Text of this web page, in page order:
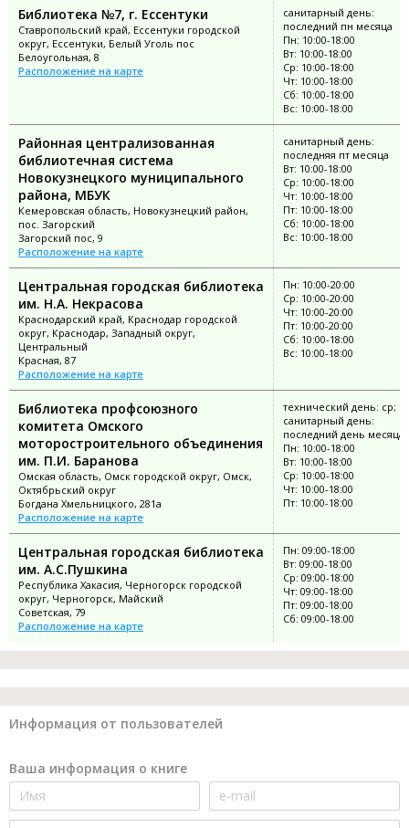
Библиотека №7, г. Ессентуки
Ставропольский край, Ессентуки городской
округ, Ессентуки, Белый Уголь пос
Белоугольная, 8
Расположение на карте
санитарный день:
последний пн месяца
Пн: 10:00-18:00
Вт: 10:00-18:00
Ср: 10:00-18:00
Чт: 10:00-18:00
Сб: 10:00-18:00
Вс: 10:00-18:00
Районная централизованная
библиотечная система
Новокузнецкого муниципального
района, МБУК
Кемеровская область, Новокузнецкий район,
пос. Загорский
Загорский пос, 9
Расположение на карте
санитарный день:
последняя пт месяца
Вт: 10:00-18:00
Ср: 10:00-18:00
Чт: 10:00-18:00
Пт: 10:00-18:00
Сб: 10:00-18:00
Вс: 10:00-18:00
Центральная городская библиотека
им. Н.А. Некрасова
Краснодарский край, Краснодар городской
округ, Краснодар, Западный округ,
Центральный
Красная, 87
Расположение на карте
Пн: 10:00-20:00
Ср: 10:00-20:00
Чт: 10:00-20:00
Пт: 10:00-20:00
Сб: 10:00-18:00
Вс: 10:00-18:00
Библиотека профсоюзного
комитета Омского
моторостроительного объединения
им. П.И. Баранова
Омская область, Омск городской округ, Омск,
Октябрьский округ
Богдана Хмельницкого, 281а
Расположение на карте
технический день: ср;
санитарный день:
последний день месяца
Пн: 10:00-18:00
Вт: 10:00-18:00
Ср: 10:00-18:00
Чт: 10:00-18:00
Пт: 10:00-18:00
Центральная городская библиотека
им. А.С.Пушкина
Республика Хакасия, Черногорск городской
округ, Черногорск, Майский
Советская, 79
Расположение на карте
Пн: 09:00-18:00
Вт: 09:00-18:00
Ср: 09:00-18:00
Чт: 09:00-18:00
Пт: 09:00-18:00
Сб: 09:00-18:00
Информация от пользователей
Ваша информация о книге